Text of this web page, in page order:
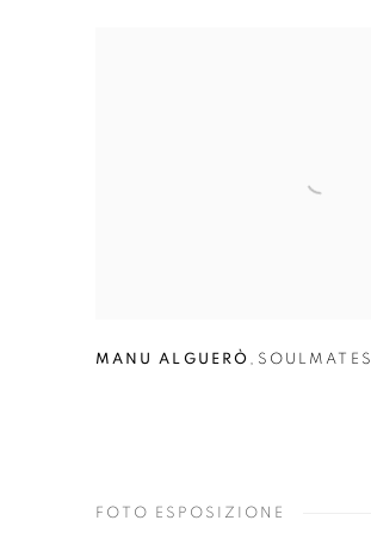
MANU ALGUERÒ , SOULMATES
FOTO ESPOSIZIONE